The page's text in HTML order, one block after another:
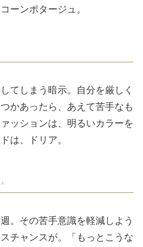
ーンポタージュ。
てしまう暗示。自分を厳しく
かあったら、あえて苦手なも
ッションは、明るいカラーを
は、ドリア。
。その苦手意識を軽減しよう
チャンスが。「もっとこうな